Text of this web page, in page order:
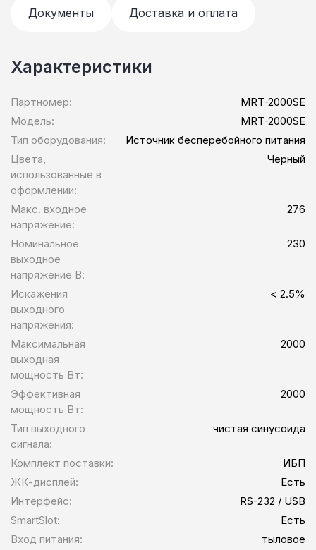
Документы Доставка и оплата
Характеристики
Партномер:
MRT-2000SE
Модель:
MRT-2000SE
Тип оборудования:
Источник бесперебойного питания
Цвета,
использованные в
оформлении:
Черный
Макс. входное
напряжение:
276
Номинальное
выходное
напряжение В:
230
Искажения
выходного
напряжения:
< 2.5%
Максимальная
выходная
мощность Вт:
2000
Эффективная
мощность Вт:
2000
Тип выходного
сигнала:
чистая синусоида
Комплект поставки:
ИБП
ЖК-дисплей:
Есть
Интерфейс:
RS-232 / USB
SmartSlot:
Есть
Вход питания:
тыловое